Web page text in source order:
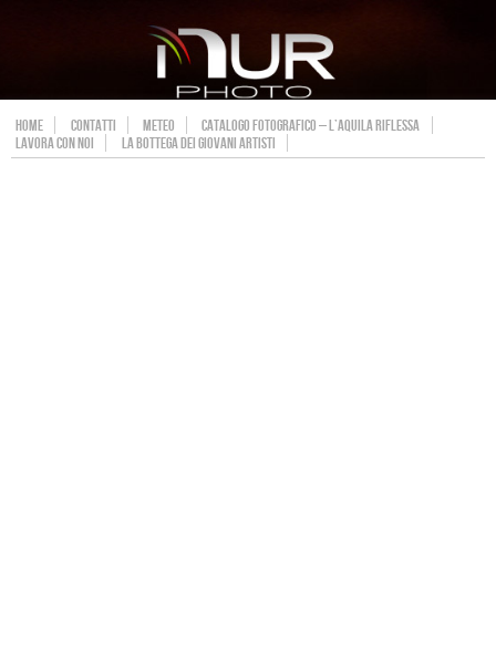
HOME CONTATTI METEO
CATALOGO FOTOGRAFICO – L’AQUILA RIFLESSA
LAVORA CON NOI
LA BOTTEGA DEI GIOVANI ARTISTI